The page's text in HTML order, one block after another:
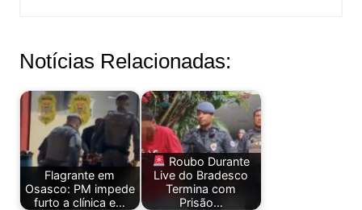
Notícias Relacionadas:
Flagrante em
Osasco: PM impede
furto a clínica e…
Roubo Durante
Live do Bradesco
Termina com
Prisão…